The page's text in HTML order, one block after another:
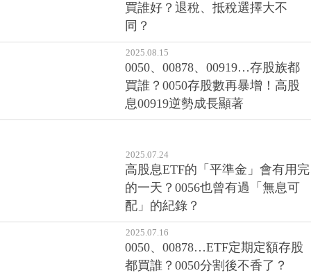
買誰好？退稅、抵稅選擇大不
同？
2025.08.15
0050、00878、00919…存股族都
買誰？0050存股數再暴增！高股
息00919逆勢成長顯著
2025.07.24
高股息ETF的「平準金」會有用完
的一天？0056也曾有過「無息可
配」的紀錄？
2025.07.16
0050、00878…ETF定期定額存股
都買誰？0050分割後不香了？